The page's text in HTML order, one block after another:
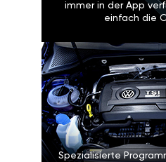
immer in der App
einfach die
Spezialisierte